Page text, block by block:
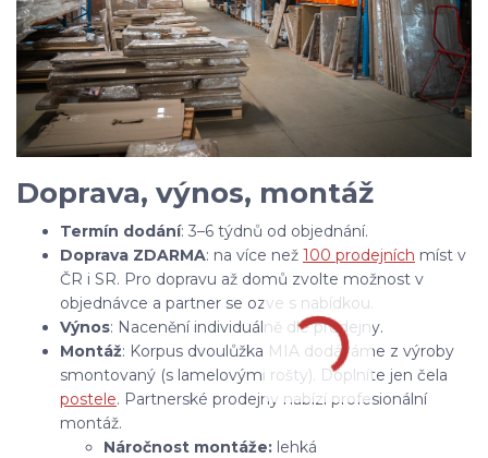
Doprava, výnos, montáž
Termín dodání: 3–6 týdnů od objednání.
Doprava ZDARMA: na více než 100 prodejních míst v
ČR i SR. Pro dopravu až domů zvolte možnost v
objednávce a partner se ozve s nabídkou.
Výnos: Nacenění individuálně dle prodejny.
Montáž: Korpus dvoulůžka MIA dodáváme z výroby
smontovaný (s lamelovými rošty). Doplníte jen čela
postele. Partnerské prodejny nabízí profesionální
montáž.
Náročnost montáže: lehká